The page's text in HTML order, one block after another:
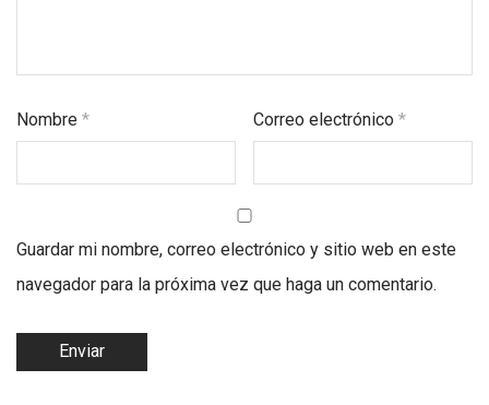
Nombre * Correo electrónico*
Guardar mi nombre, correo electrónico y sitio web en este
navegador para la próxima vez que haga un comentario.